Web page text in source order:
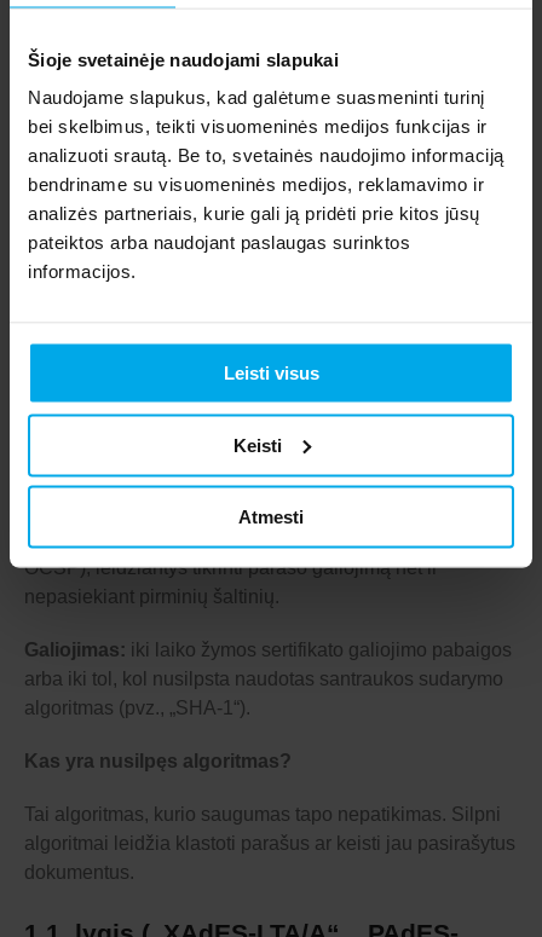
Šioje svetainėje naudojami slapukai
Naudojame slapukus, kad galėtume suasmeninti turinį
bei skelbimus, teikti visuomeninės medijos funkcijas ir
analizuoti srautą. Be to, svetainės naudojimo informaciją
bendriname su visuomeninės medijos, reklamavimo ir
analizės partneriais, kurie gali ją pridėti prie kitos jūsų
pateiktos arba naudojant paslaugas surinktos
informacijos.
Leisti visus
Keisti
Atmesti
pasikeitimo, parašo priemonės praradimo, saugumo
2 lygis („XAdES-T“, „PAdES-T“) – su
laiko žyma
Prie parašo pridedama laiko žyma, nurodanti, kada
tiksliai buvo pasirašyta.
Galiojimas:
Svarbu:Laiko žyma įrodo, kad parašas buvo galiojantis
pasirašymo metu, todėl parašas gali būti laikomas
galiojančiu, net jei sertifikatas vėliau atšauktas.
1 lygis („XAdES-LT/XL“, „PAdES-LT“) –
su ilgalaikiais duomenimis
OCSP), leidžiantys tikrinti parašo galiojimą net ir
nepasiekiant pirminių šaltinių.
Galiojimas: iki laiko žymos sertifikato galiojimo pabaigos
arba iki tol, kol nusilpsta naudotas santraukos sudarymo
algoritmas (pvz., „SHA-1“).
Kas yra nusilpęs algoritmas?
Tai algoritmas, kurio saugumas tapo nepatikimas. Silpni
algoritmai leidžia klastoti parašus ar keisti jau pasirašytus
dokumentus.